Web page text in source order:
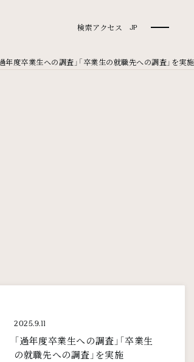
検索アクセス JP
過年度卒業生への調査」「卒業生の就職先への調査」を実施
2025.9.11
「過年度卒業生への調査」「卒業生
の就職先への調査」を実施